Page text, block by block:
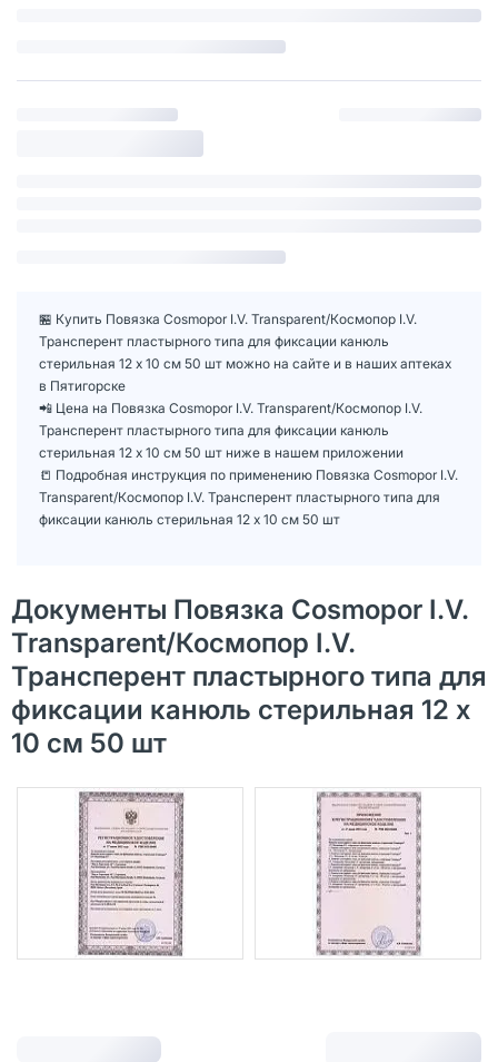
🏪 Купить Повязка Cosmopor I.V. Transparent/Космопор I.V.
Трансперент пластырного типа для фиксации канюль
стерильная 12 х 10 см 50 шт можно на сайте и в наших аптеках
в Пятигорске
📲 Цена на Повязка Cosmopor I.V. Transparent/Космопор I.V.
Трансперент пластырного типа для фиксации канюль
стерильная 12 х 10 см 50 шт ниже в нашем приложении
📒 Подробная инструкция по применению Повязка Cosmopor I.V.
Transparent/Космопор I.V. Трансперент пластырного типа для
фиксации канюль стерильная 12 х 10 см 50 шт
Документы Повязка Cosmopor I.V.
Transparent/Космопор I.V.
Трансперент пластырного типа для
фиксации канюль стерильная 12 х
10 см 50 шт